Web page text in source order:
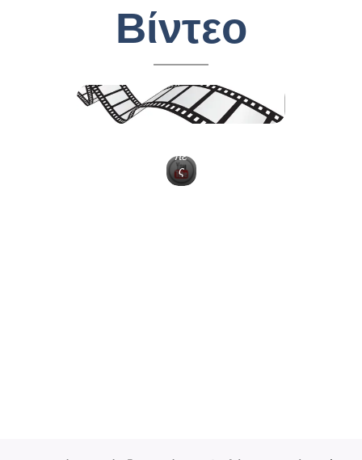
Βίντεο
πε
ς